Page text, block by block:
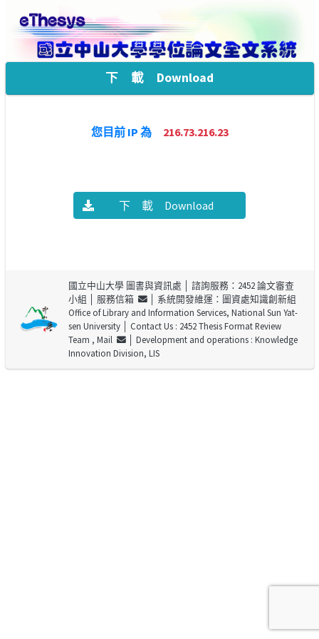
下 載 Download
您目前 IP 為 216.73.216.23
下 載 Download
國立中山大學 圖書與資訊處 │ 諮詢服務：2452 論文審查
小組 │ 服務信箱
│ 系統開發維運：圖資處知識創新組
Office of Library and Information Services, National Sun Yat-
sen University│ Contact Us : 2452 Thesis Format Review
Team , Mail
│ Development and operations : Knowledge
Innovation Division, LIS